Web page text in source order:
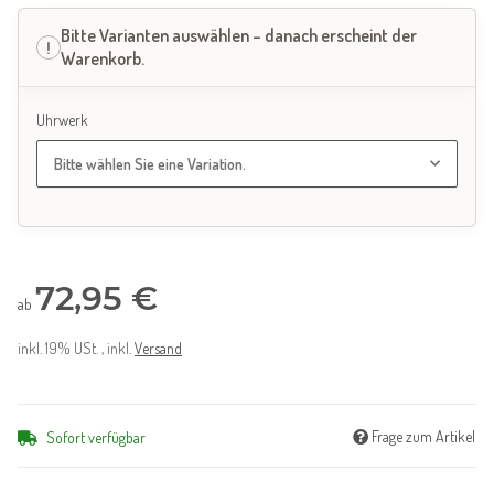
Uhrwerk
Bitte wählen Sie eine Variation.
ab 72,95 €
inkl. 19% USt. , inkl. Versand
Sofort verfügbar Frage zum Artikel